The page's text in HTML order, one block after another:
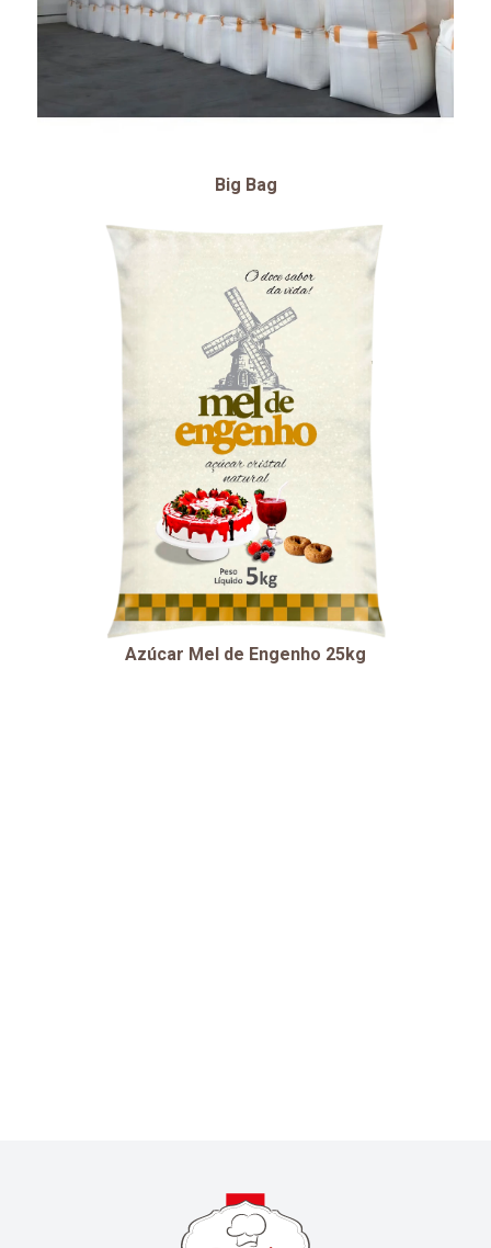
Big Bag
Azúcar Mel de Engenho 25kg